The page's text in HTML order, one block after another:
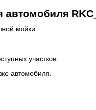
автомобиля
мойки.
участков.
автомобиля.